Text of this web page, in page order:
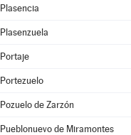
Plasencia
Plasenzuela
Portaje
Portezuelo
Pozuelo de Zarzón
Pueblonuevo de Miramontes